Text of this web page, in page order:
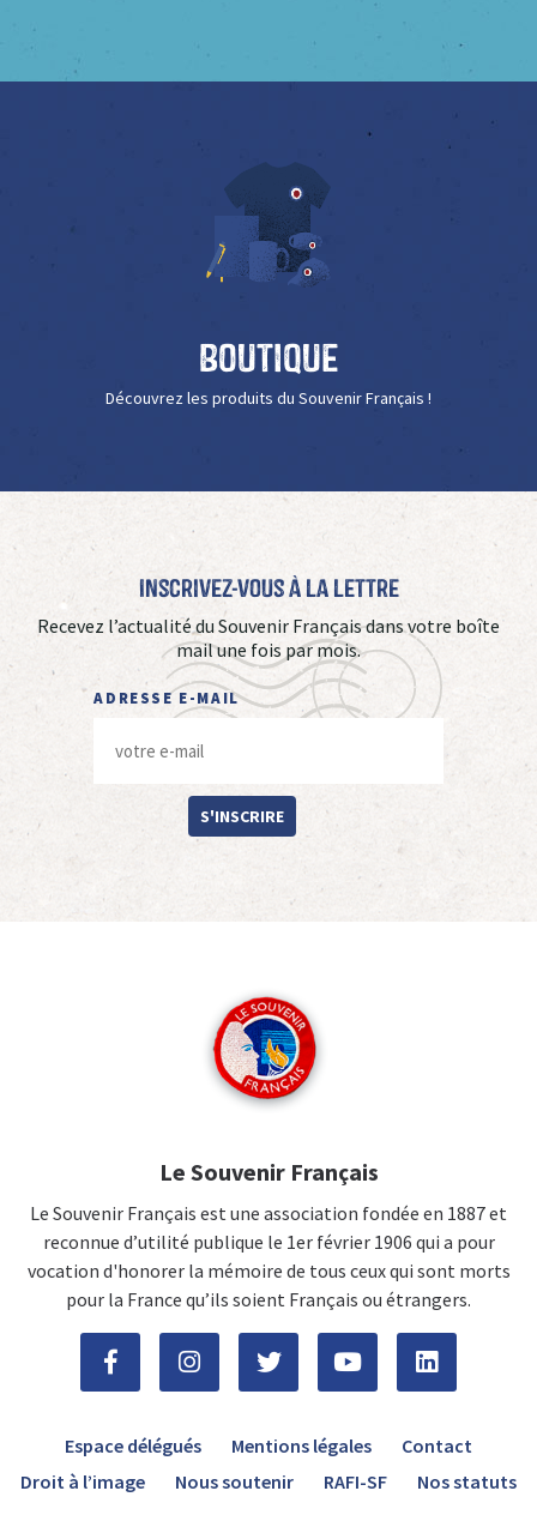
Boutique
Découvrez les produits du Souvenir Français !
Inscrivez-vous à La Lettre
Recevez l’actualité du Souvenir Français dans votre boîte
mail une fois par mois.
ADRESSE E-MAIL
S'INSCRIRE
Le Souvenir Français
Le Souvenir Français est une association fondée en 1887 et
reconnue d’utilité publique le 1er février 1906 qui a pour
vocation d'honorer la mémoire de tous ceux qui sont morts
pour la France qu’ils soient Français ou étrangers.
Espace délégués Mentions légales
Contact
Droit à l’image
Nous soutenir RAFI-SF Nos statuts